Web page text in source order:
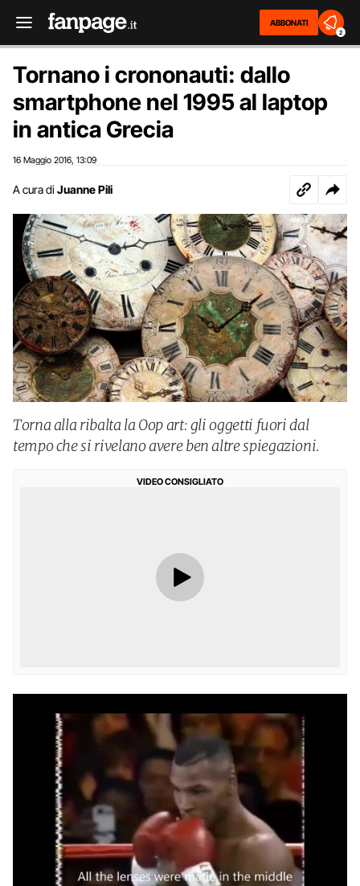
ABBONATI
2
Tornano i crononauti: dallo
smartphone nel 1995 al laptop
in antica Grecia
16 Maggio 2016 13:09
A cura di Juanne Pili
Torna alla ribalta la Oop art: gli oggetti fuori dal
tempo che si rivelano avere ben altre spiegazioni.
VIDEO CONSIGLIATO